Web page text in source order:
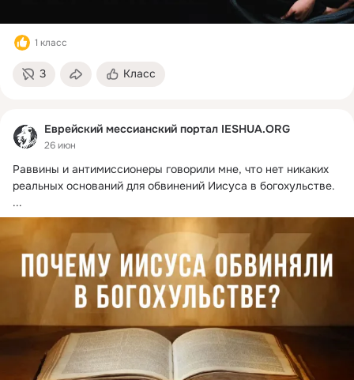
1 класс
3 Класс
Еврейский мессианский портал IESHUA.ORG
26 июн
Раввины и антимиссионеры говорили мне, что нет никаких
реальных оснований для обвинений Иисуса в богохульстве.
...